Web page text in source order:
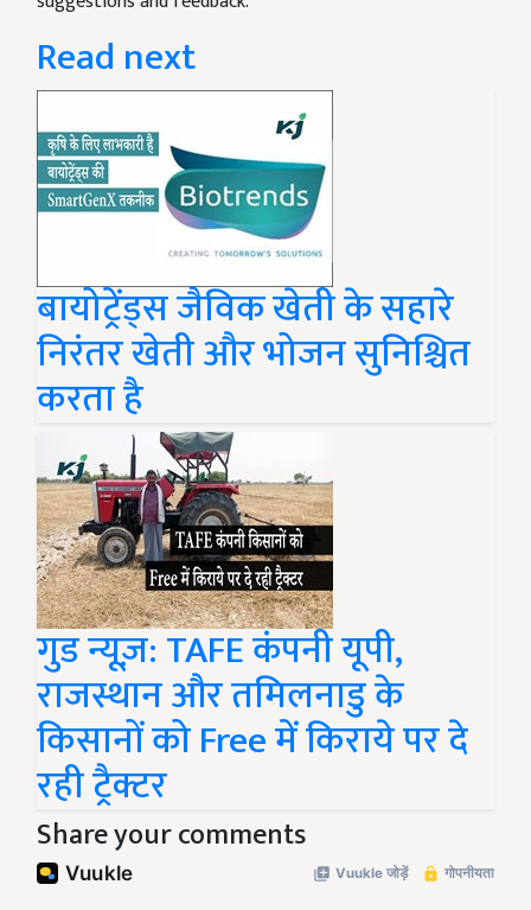
Read next
बायोट्रेंड्स जैविक खेती के सहारे
निरंतर खेती और भोजन सुनिश्चित
करता है
गुड न्यूज़: TAFE कंपनी यूपी,
राजस्थान और तमिलनाडु के
किसानों को Free में किराये पर दे
रही ट्रैक्टर
Share your comments